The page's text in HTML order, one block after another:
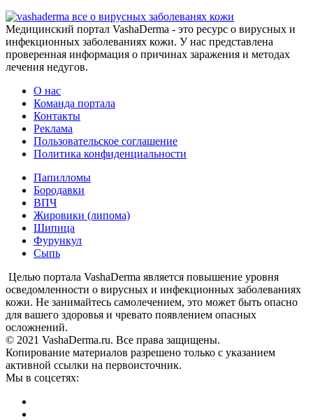
все о вирусных заболеванях кожи
Медицинский портал VashaDerma - это ресурс о вирусных и
инфекционных заболеваниях кожи. У нас представлена
проверенная информация о причинах заражения и методах
лечения недугов.
О нас
Команда портала
Контакты
Реклама
Пользовательское соглашение
Политика конфиденциальности
Папилломы
Бородавки
ВПЧ
Жировики (липома)
Шипица
Фурункул
Сыпь
Целью портала VashaDerma является повышение уровня
осведомленности о вирусных и инфекционных заболеваниях
кожи. Не занимайтесь самолечением, это может быть опасно
для вашего здоровья и чревато появлением опасных
осложнений.
© 2021 VashaDerma.ru. Все права защищены.
Копирование материалов разрешено только с указанием
активной ссылки на первоисточник.
Мы в соцсетях: